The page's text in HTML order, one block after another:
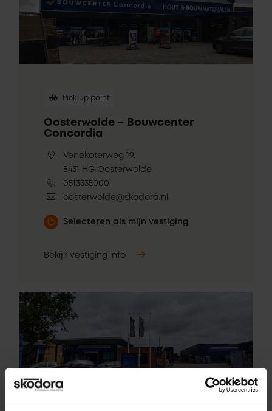
Pick-up point
Oosterwolde – Bouwcenter
Concordia
Venekoterweg 19,
8431 HG Oosterwolde
0513335000
oosterwolde@skodora.nl
Selecteren als mijn vestiging
Bekijk vestiging info